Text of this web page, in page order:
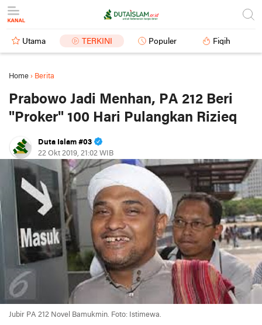
Utama TERKINI Populer Fiqih
Home › Berita
Prabowo Jadi Menhan, PA 212 Beri
"Proker" 100 Hari Pulangkan Rizieq
Duta Islam #03
22 Okt 2019, 21:02 WIB
Jubir PA 212 Novel Bamukmin. Foto: Istimewa.